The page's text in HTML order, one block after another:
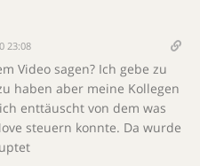
23:08
Video sagen? Ich gebe zu
haben aber meine Kollegen
enttäuscht von dem was
steuern konnte. Da wurde